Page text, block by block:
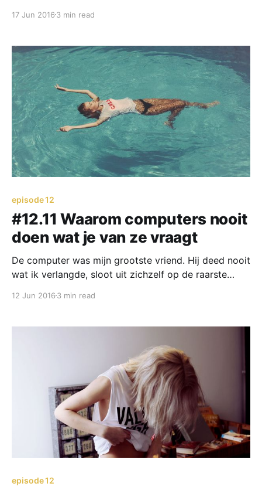
dag bezig met het inroosteren van medewerkers op
planden begin- en eindtijden. Alles gebaseerd
17 Jun 2016 3 min read
episode 12
#12.11 Waarom computers nooit
doen wat je van ze vraagt
De computer was mijn grootste vriend. Hij deed nooit
wat ik verlangde, sloot uit zichzelf op de raarste
het werk te zijn als de traffic
hele-dag-doen-op-een-callcenter-
12 Jun 2016 3 min read
episode 12